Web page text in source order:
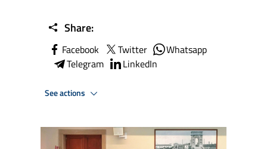
Share:
Facebook Twitter
Whatsapp
Telegram
LinkedIn
See actions